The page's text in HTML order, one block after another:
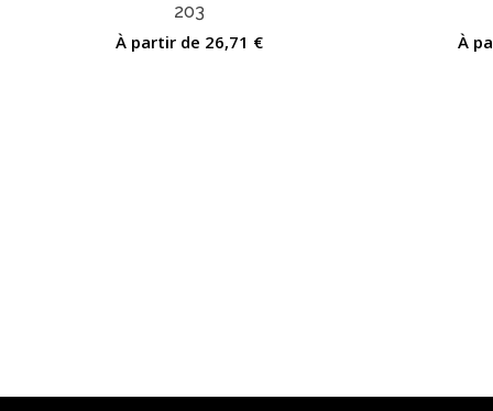
203
À partir de 26,71 € À